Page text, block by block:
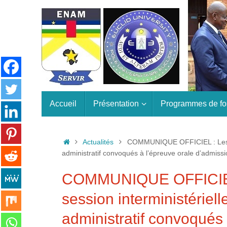
contenu
Accueil Présentation Programmes de
Accueil
Actualités
COMMUNIQUE OFFICIEL :
administratif convoqués à l’épreuve orale
COMMUNIQUE
session
administratif convoqués